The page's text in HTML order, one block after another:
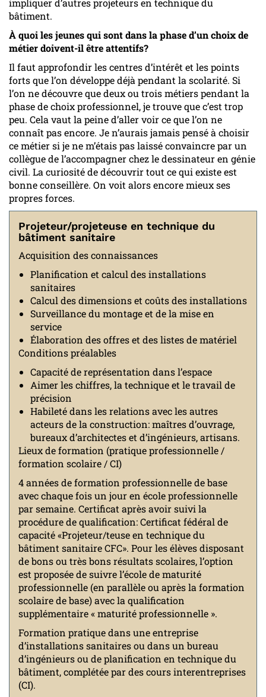
impliquer d’autres projeteurs en technique du
bâtiment.
À quoi les jeunes qui sont dans la phase d’un choix de
métier doivent-il être attentifs?
Il faut approfondir les centres d’intérêt et les points
forts que l’on développe déjà pendant la scolarité. Si
l’on ne découvre que deux ou trois métiers pendant la
phase de choix professionnel, je trouve que c’est trop
peu. Cela vaut la peine d’aller voir ce que l’on ne
connaît pas encore. Je n’aurais jamais pensé à choisir
ce métier si je ne m’étais pas laissé convaincre par un
collègue de l’accompagner chez le dessinateur en génie
civil. La curiosité de découvrir tout ce qui existe est
bonne conseillère. On voit alors encore mieux ses
propres forces.
Projeteur/projeteuse en technique du
bâtiment sanitaire
Acquisition des connaissances
Planification et calcul des installations
sanitaires
Calcul des dimensions et coûts des installations
Surveillance du montage et de la mise en
service
Élaboration des offres et des listes de matériel
Conditions préalables
Capacité de représentation dans l’espace
Aimer les chiffres, la technique et le travail de
précision
Habileté dans les relations avec les autres
acteurs de la construction: maîtres d’ouvrage,
bureaux d’architectes et d’ingénieurs, artisans.
Lieux de formation (pratique professionnelle /
formation scolaire / CI)
4 années de formation professionnelle de base
avec chaque fois un jour en école professionnelle
par semaine. Certificat après avoir suivi la
procédure de qualification: Certificat fédéral de
capacité «Projeteur/teuse en technique du
bâtiment sanitaire CFC». Pour les élèves disposant
de bons ou très bons résultats scolaires, l’option
est proposée de suivre l’école de maturité
professionnelle (en parallèle ou après la formation
scolaire de base) avec la qualification
supplémentaire « maturité professionnelle ».
Formation pratique dans une entreprise
d’installations sanitaires ou dans un bureau
d’ingénieurs ou de planification en technique du
bâtiment, complétée par des cours interentreprises
(CI).